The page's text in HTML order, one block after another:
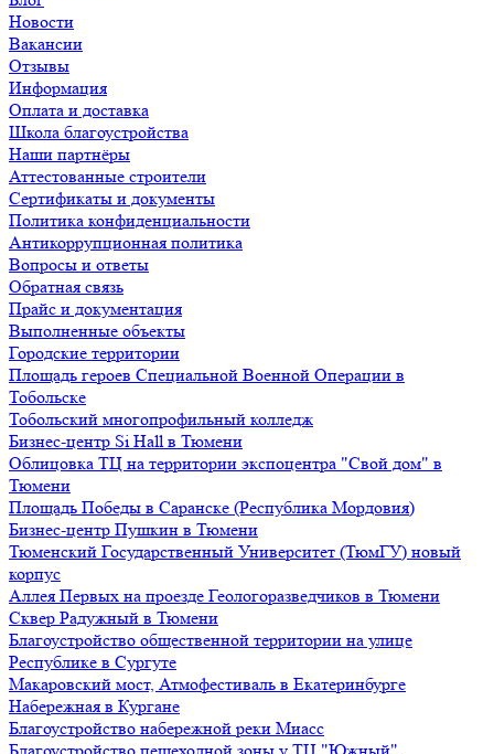
Новости
Вакансии
Отзывы
Информация
Оплата и доставка
Школа благоустройства
Наши партнёры
Аттестованные строители
Сертификаты и документы
Политика конфиденциальности
Антикоррупционная политика
Вопросы и ответы
Обратная связь
Прайс и документация
Выполненные объекты
Городские территории
Площадь героев Специальной Военной Операции в
Тобольске
Тобольский многопрофильный колледж
Бизнес-центр Si Hall в Тюмени
Облицовка ТЦ на территории экспоцентра "Свой дом" в
Тюмени
Площадь Победы в Саранске (Республика Мордовия)
Бизнес-центр Пушкин в Тюмени
Тюменский Государственный Университет (ТюмГУ) новый
корпус
Аллея Первых на проезде Геологоразведчиков в Тюмени
Сквер Радужный в Тюмени
Благоустройство общественной территории на улице
Республике в Сургуте
Макаровский мост, Атмофестиваль в Екатеринбурге
Набережная в Кургане
Благоустройство набережной реки Миасс